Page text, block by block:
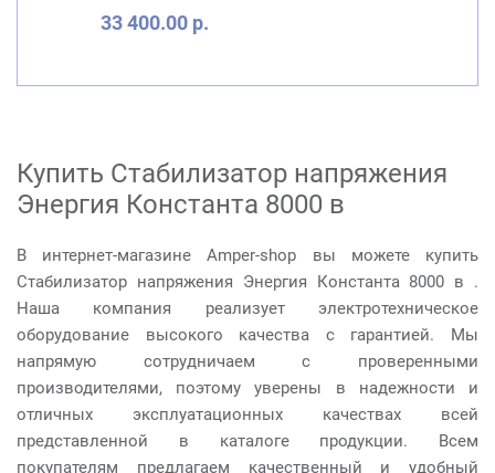
33 400.00 р.
Купить Стабилизатор напряжения
Энергия Константа 8000 в
В интернет-магазине Amper-shop вы можете купить
Стабилизатор напряжения Энергия Константа 8000 в .
Наша компания реализует электротехническое
оборудование высокого качества с гарантией. Мы
напрямую сотрудничаем с проверенными
производителями, поэтому уверены в надежности и
отличных эксплуатационных качествах всей
представленной в каталоге продукции. Всем
покупателям предлагаем качественный и удобный